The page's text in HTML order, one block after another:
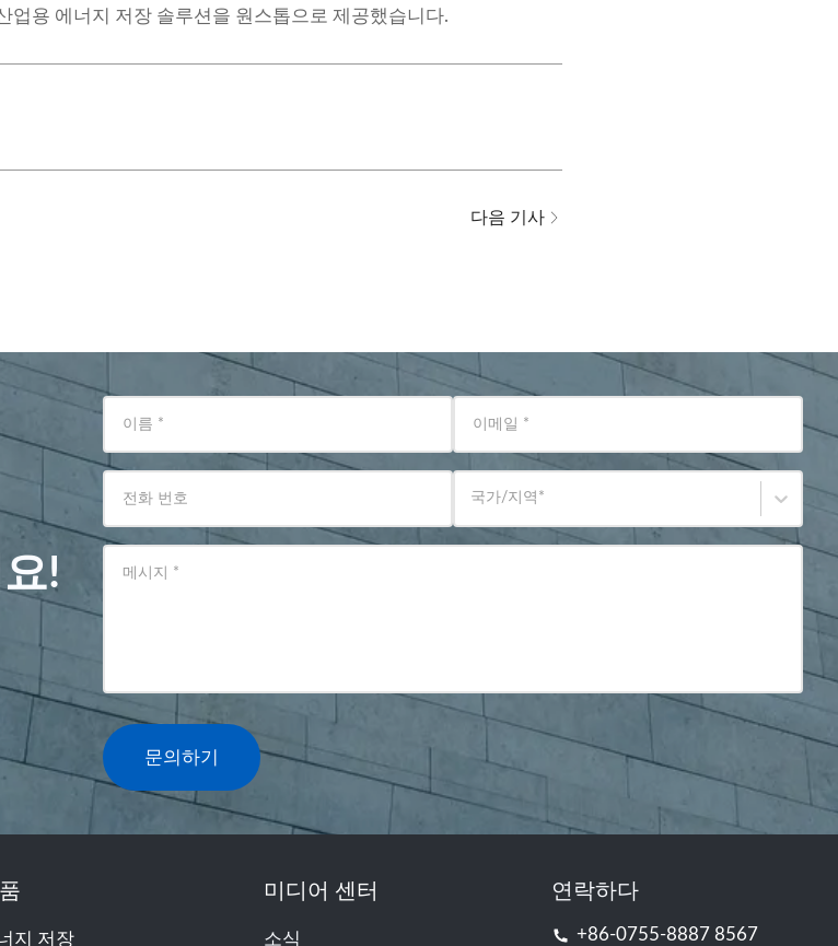
업용 에너지 저장 솔루션을 원스톱으로 제공했습니다.
다음 기사
!
이름 * 이메일 *
전화 번호 국가/지역 *
메시지 *
문의하기
지 저장
미디어 센터
소식
연락하다
+86-0755-8887 8567